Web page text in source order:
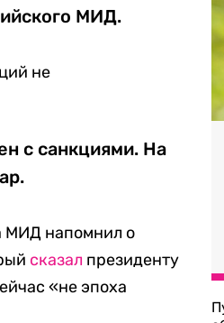
МИД.
не
с санкциями. На
МИД напомнил о
сказал президенту
«не эпоха